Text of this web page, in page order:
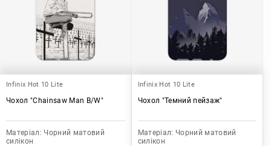
Infinix Hot 10 Lite
Чохол "Chainsaw Man B/W"
Матеріал: Чорний матовий
силікон
Infinix Hot 10 Lite
Чохол "Темний пейзаж"
Матеріал: Чорний матовий
силікон